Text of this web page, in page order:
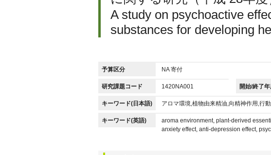
A study on psychoactive
substances for developing
予算区分 NA 寄付
研究課題コード 1420NA001 開始/終了
キーワード(日本語) アロマ環境,植物由来精油,向精神作用,行
キーワード(英語)
aroma environment, plant-derived
anxiety effect, anti-depression effect,